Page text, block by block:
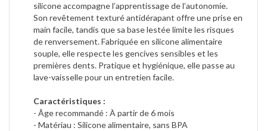
silicone accompagne l’apprentissage de l’autonomie.
Son revêtement texturé antidérapant offre une prise en
main facile, tandis que sa base lestée limite les risques
de renversement. Fabriquée en silicone alimentaire
souple, elle respecte les gencives sensibles et les
premières dents. Pratique et hygiénique, elle passe au
lave-vaisselle pour un entretien facile.
Caractéristiques :
- Âge recommandé : À partir de 6 mois
- Matériau : Silicone alimentaire, sans BPA